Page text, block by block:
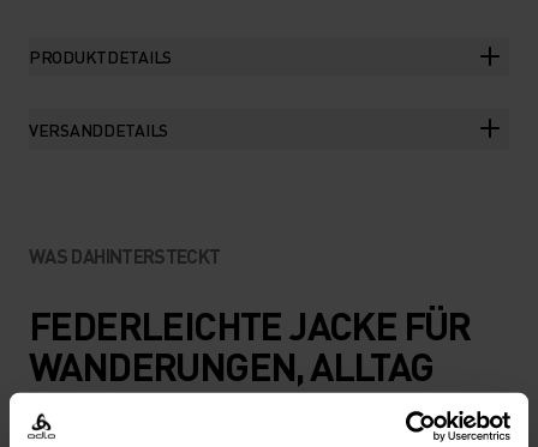
PRODUKTDETAILS
VERSANDDETAILS
WAS DAHINTERSTECKT
FEDERLEICHTE JACKE FÜR
WANDERUNGEN, ALLTAG
UND MEHR.